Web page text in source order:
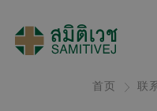
首页 联